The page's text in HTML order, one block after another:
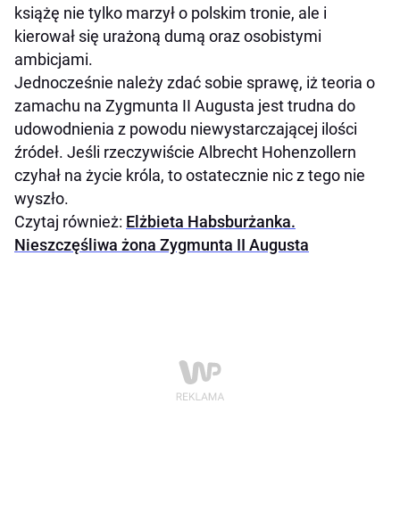
książę nie tylko marzył o polskim tronie, ale i
kierował się urażoną dumą oraz osobistymi
ambicjami.
Jednocześnie należy zdać sobie sprawę, iż teoria o
zamachu na Zygmunta II Augusta jest trudna do
udowodnienia z powodu niewystarczającej ilości
źródeł. Jeśli rzeczywiście Albrecht Hohenzollern
czyhał na życie króla, to ostatecznie nic z tego nie
wyszło.
Czytaj również: Elżbieta Habsburżanka.
Nieszczęśliwa żona Zygmunta II Augusta